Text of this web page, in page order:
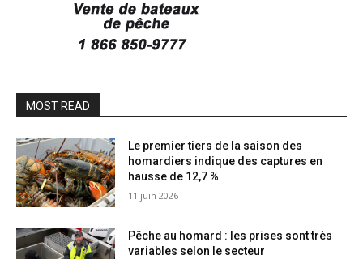
MOST READ
Le premier tiers de la saison des
homardiers indique des captures en
hausse de 12,7 %
11 juin 2026
Pêche au homard : les prises sont très
variables selon le secteur